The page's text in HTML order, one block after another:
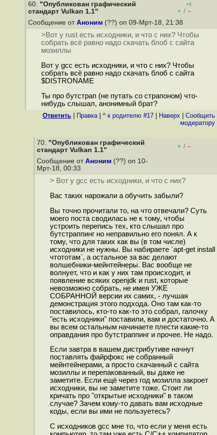
60. "Опубликован графический
стандарт Vulkan 1.1"
+6
+ / –
Сообщение от Аноним (??) on 09-Мрт-18, 21:38
>Вот у rust есть исходники, и что с них? Чтобы
собрать всё равно надо скачать блоб с сайта
мозиллы
Вот у gcc есть исходники, и что с них? Чтобы
собрать всё равно надо скачать блоб с сайта
$DISTRONAME
Ты про бутстрап (не путать со страпоном) что-
нибудь слышал, анонимный брат?
Ответить Правка| ^ к родителю #17 Наверх
Cообщить
модератору
70. "Опубликован графический
стандарт Vulkan 1.1"
+ / –
Сообщение от Аноним (??) on 10-
Мрт-18, 00:33
> Вот у gcc есть исходники, и что с них?
Вас таких нарожали а обучить забыли?
Вы точно прочитали то, на что отвечали? Суть
моего поста сводилась не к тому, чтобы
устроить перепись тех, кто слышал про
бутстраппинг но неправильно его понял. А к
тому, что для таких как вы (в том числе)
исходники не нужны. Вы набираете `apt-get install
чтототам`, а остальное за вас делают
волшебники-мейнтейнеры. Вас вообще не
волнует, что и как у них там происходит, и
появление всяких openjdk и rust, которые
невозможно собрать, не имея УЖЕ
СОБРАННОЙ версии их самих, - лучшая
демонстрация этого подхода. Оно там как-то
поставилось, кто-то как-то это собрал, галочку
"есть исходники" поставили, вам и достаточно. А
вы всем остальным начинаете плести какие-то
оправдания про бутстраппинг и прочее. Не надо.
Если завтра в вашем дистрибутиве начнут
поставлять файрфокс не собранный
мейнтейнерами, а просто скачанный с сайта
мозиллы и перепакованный, вы даже не
заметите. Если ещё через год мозилла закроет
исходники, вы не заметите тоже. Стоит ли
кричать про "открытые исходники" в таком
случае? Зачем кому-то давать вам исходные
коды, если вы ими не пользуетесь?
С исходников gcc мне то, что если у меня есть